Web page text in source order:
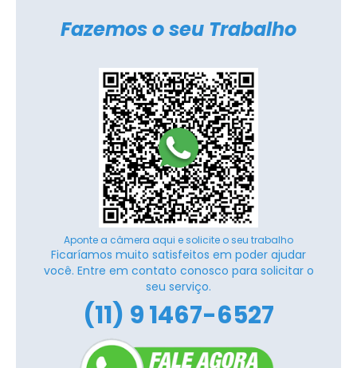
Fazemos o seu Trabalho
Aponte a câmera aqui e solicite o seu trabalho
Ficaríamos muito satisfeitos em poder ajudar
você. Entre em contato conosco para solicitar o
seu serviço.
(11) 9 1467-6527